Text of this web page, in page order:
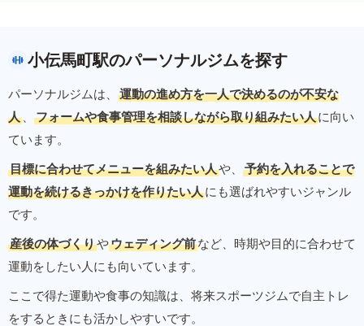
小伝馬町駅のパーソナルジムを探す
パーソナルジムは、
運動の進め方を一人で決めるのが不安な
人 、 フォームや食事管理を相談しながら取り組みたい人に向い
ています。
目標に合わせてメニューを組みたい人や、
予約を入れることで
運動を続けるきっかけを作りたい人にも選ばれやすいジャンル
です。
産後の体づくりやウェディング前など、時期や目的に合わせて
運動をしたい人にも向いています。
ここで得た運動や食事の知識は、将来スポーツジムで自主トレ
をするときにも活かしやすいです。